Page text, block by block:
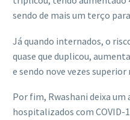
sendo de mais um terço
Já quando internados, o
quase que duplicou,
e sendo nove vezes superior
Por fim, Rwashani deixa
hospitalizados com